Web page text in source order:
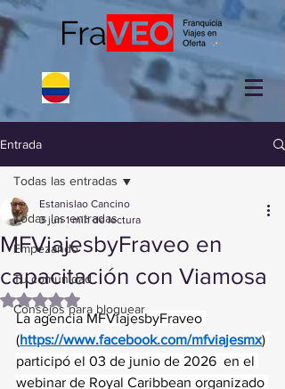
Entrada
Todas las entradas
Empezando
Tu comunidad
Consejos para bloguear
Todas las entradas
MFViajesbyFraveo en
capacitación con Viamosa
Estanislao Cancino
3 jun 1 min de lectura
Obtuvo NaN de 5 estrellas.
La agencia MFViajesbyFraveo
(https://www.facebook.com/mfviajesmx)
participó el 03 de junio de 2026  en el
webinar de Royal Caribbean organizado